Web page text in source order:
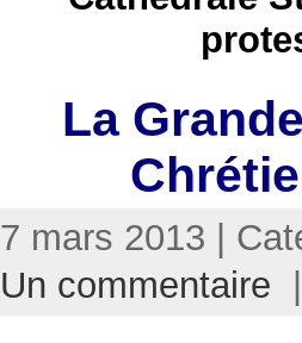
La
7 mars 2013 |
Un commentaire